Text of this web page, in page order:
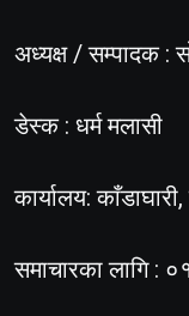
अध्यक्ष / सम्पादक :
डेस्क : धर्म मलासी
कार्यालय:
समाचारका लागि